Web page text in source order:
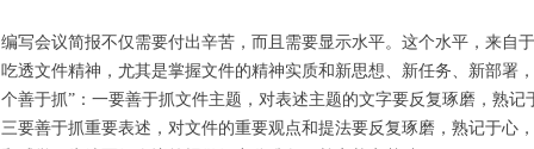
编写会议简报不仅需要付出辛苦，而且需要显示水平。这个水平，来自
吃透文件精神，尤其是掌握文件的精神实质和新思想、新任务、新部署
个善于抓”：一要善于抓文件主题，对表述主题的文字要反复琢磨，熟
三要善于抓重要表述，对文件的重要观点和提法要反复琢磨，熟记于心